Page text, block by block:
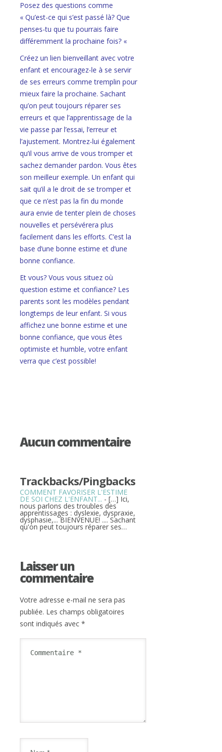
Posez des questions comme
« Qu’est-ce qui s’est passé là? Que
penses-tu que tu pourrais faire
différemment la prochaine fois? «
Créez un lien bienveillant avec votre
enfant et encouragez-le à se servir
de ses erreurs comme tremplin pour
mieux faire la prochaine. Sachant
qu’on peut toujours réparer ses
erreurs et que l’apprentissage de la
vie passe par l’essai, l’erreur et
l’ajustement. Montrez-lui également
qu’il vous arrive de vous tromper et
sachez demander pardon. Vous êtes
son meilleur exemple. Un enfant qui
sait qu’il a le droit de se tromper et
que ce n’est pas la fin du monde
aura envie de tenter plein de choses
nouvelles et persévérera plus
facilement dans les efforts. C’est la
base d’une bonne estime et d’une
bonne confiance.
Et vous? Vous vous situez où
question estime et confiance? Les
parents sont les modèles pendant
longtemps de leur enfant. Si vous
affichez une bonne estime et une
bonne confiance, que vous êtes
optimiste et humble, votre enfant
verra que c’est possible!
Aucun commentaire
Trackbacks/Pingbacks
COMMENT FAVORISER L'ESTIME
DE SOI CHEZ L'ENFANT... - […] Ici,
nous parlons des troubles des
apprentissages : dyslexie, dyspraxie,
dysphasie,... BIENVENUE! .... Sachant
qu'on peut toujours réparer ses…
Laisser un
commentaire
Votre adresse e-mail ne sera pas
publiée. Les champs obligatoires
sont indiqués avec *